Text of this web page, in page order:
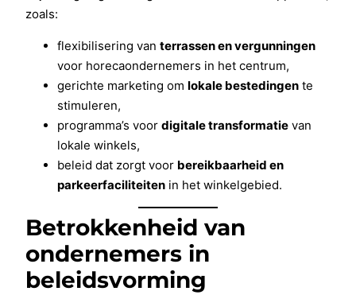
zoals:
flexibilisering van terrassen en vergunningen
voor horecaondernemers in het centrum,
gerichte marketing om lokale bestedingen te
stimuleren,
programma’s voor digitale transformatie van
lokale winkels,
beleid dat zorgt voor bereikbaarheid en
parkeerfaciliteiten in het winkelgebied.
Betrokkenheid van
ondernemers in
beleidsvorming